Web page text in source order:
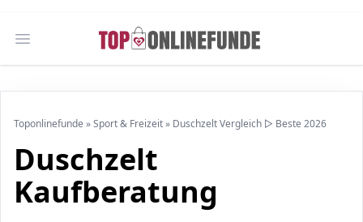
Open main menu
Toponlinefunde »Sport & Freizeit» Duschzelt Vergleich ▷ Beste 2026
Duschzelt
Kaufberatung